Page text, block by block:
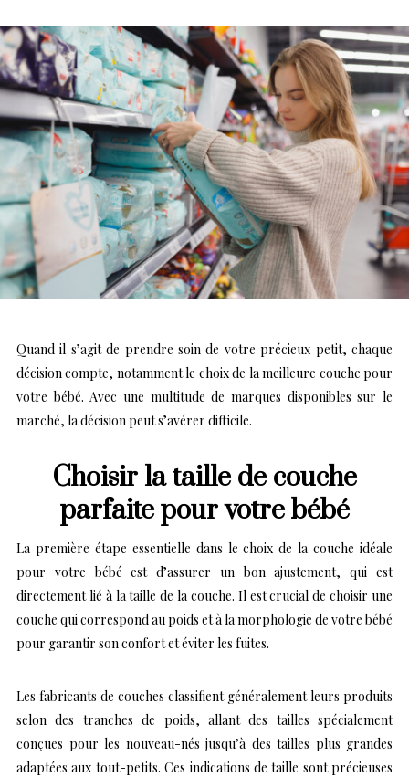
Quand il s’agit de prendre soin de votre précieux petit, chaque
décision compte, notamment le choix de la meilleure couche pour
votre bébé. Avec une multitude de marques disponibles sur le
marché, la décision peut s’avérer difficile.
Choisir la taille de couche
parfaite pour votre bébé
La première étape essentielle dans le choix de la couche idéale
pour votre bébé est d’assurer un bon ajustement, qui est
directement lié à la taille de la couche. Il est crucial de choisir une
couche qui correspond au poids et à la morphologie de votre bébé
pour garantir son confort et éviter les fuites.
Les fabricants de couches classifient généralement leurs produits
selon des tranches de poids, allant des tailles spécialement
conçues pour les nouveau-nés jusqu’à des tailles plus grandes
adaptées aux tout-petits. Ces indications de taille sont précieuses